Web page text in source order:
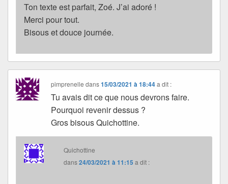
Ton texte est parfait, Zoé. J’ai adoré !
Merci pour tout.
Bisous et douce journée.
pimprenelle dans15/03/2021 à 18:44 a dit :
Tu avais dit ce que nous devrons faire.
Pourquoi revenir dessus ?
Gros bisous Quichottine.
Quichottine
dans24/03/2021 à 11:15 a dit :